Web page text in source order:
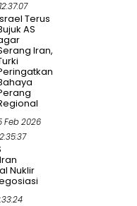
12:37:07
Terus
AS
Iran,
Feb 2026
Nuklir